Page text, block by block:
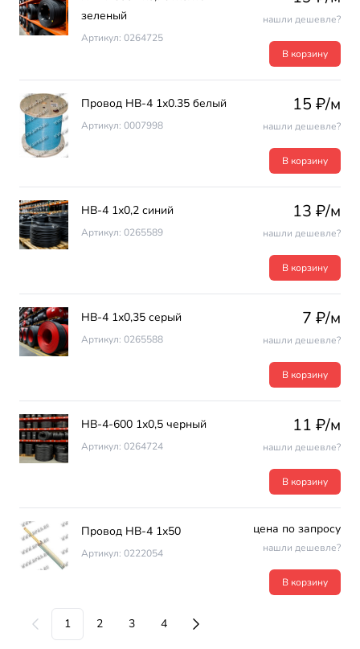
зеленый
Артикул: 0264725
нашли дешевле?
В корзину
Провод НВ-4 1х0.35 белый
Артикул: 0007998
15 ₽/м
нашли дешевле?
В корзину
НВ-4 1х0,2 синий
Артикул: 0265589
13 ₽/м
нашли дешевле?
В корзину
НВ-4 1х0,35 серый
Артикул: 0265588
7 ₽/м
нашли дешевле?
В корзину
НВ-4-600 1х0,5 черный
Артикул: 0264724
11 ₽/м
нашли дешевле?
В корзину
Провод НВ-4 1х50
Артикул: 0222054
цена по запросу
нашли дешевле?
В корзину
1 2 3 4